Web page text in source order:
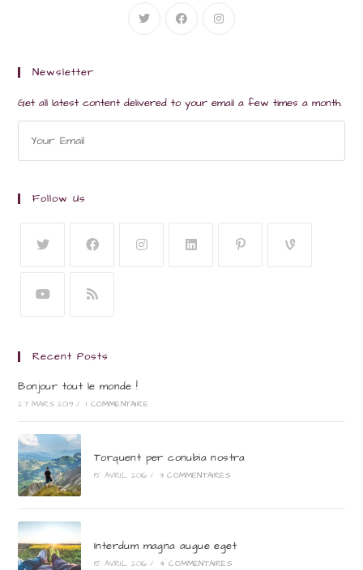
Newsletter
Get all latest content delivered to your email a few times a month.
Follow Us
Recent Posts
Bonjour tout le monde !
27 MARS 2019 / 1 COMMENTAIRE
Torquent per conubia nostra
15 AVRIL 2016 / 3 COMMENTAIRES
Interdum magna augue eget
15 AVRIL 2016 / 4 COMMENTAIRES